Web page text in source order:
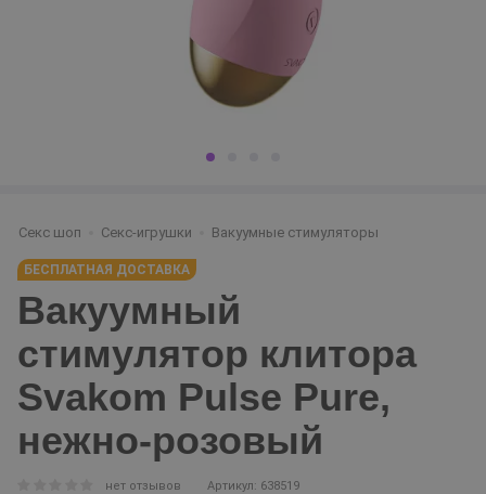
Секс шоп Секс-игрушки Вакуумные стимуляторы
БЕСПЛАТНАЯ ДОСТАВКА
Вакуумный
стимулятор клитора
Svakom Pulse Pure,
нежно-розовый
нет отзывов Артикул: 638519